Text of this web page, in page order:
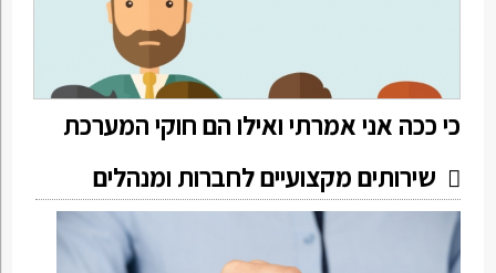
כי ככה אני אמרתי ואילו הם חוקי המערכת
שירותים מקצועיים לחברות ומנהלים